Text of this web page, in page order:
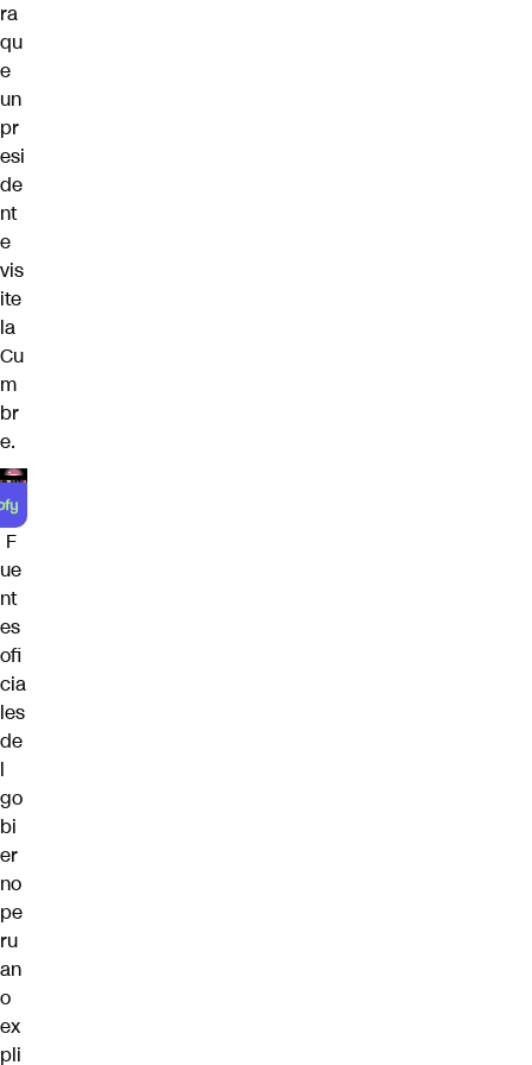
ra
qu
e
un
pr
esi
de
nt
e
vis
ite
la
Cu
m
br
e.
F
ue
nt
es
ofi
cia
les
de
l
go
bi
er
no
pe
ru
an
o
ex
pli